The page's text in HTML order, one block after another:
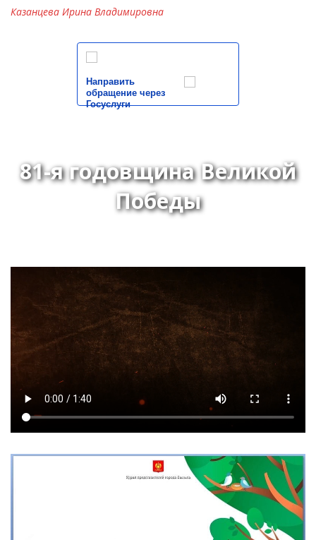
Казанцева Ирина Владимировна
Направить
обращение через
Госуслуги
81-я годовщина Великой
Победы